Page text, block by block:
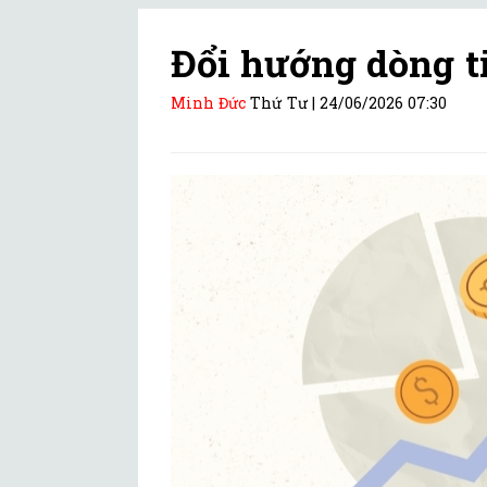
Đổi hướng dòng
Minh Đức Thứ Tư |24/06/2026 07:30